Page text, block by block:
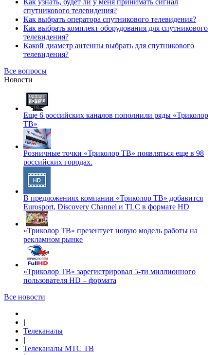
Как узнать, будет ли у меня принимать сигнал
спутникового телевидения?
Как выбрать оператора спутникового телевидения?
Как выбрать комплект оборудования для спутникового
телевидения?
Какой диаметр антенны выбрать для спутникового
телевидения?
Все вопросы
Новости
Еще 6 российских каналов пополнили ряды «Триколор
ТВ»
Розничные точки «Триколор ТВ» появляться еще в 98
российских городах.
В предложениях компании «Триколор ТВ» добавится
Eurosport, Discovery Channel и TLC в формате HD
«Триколор ТВ» презентует новую модель работы на
рекламном рынке
«Триколор ТВ» зарегистрировал 5-ти миллионного
пользователя HD – формата
Все новости
|
Телеканалы
|
Телеканалы МТС ТВ